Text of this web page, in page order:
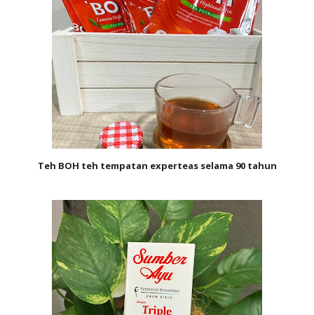
Teh BOH teh tempatan experteas selama 90 tahun